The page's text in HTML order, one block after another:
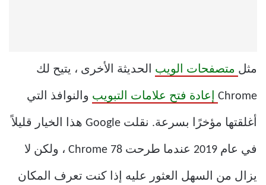
مثل متصفحات الويب الحديثة الأخرى ، يتيح لك
Chrome إعادة فتح علامات التبويب والنوافذ التي
أغلقتها مؤخرًا بسرعة. نقلت Google هذا الخيار قليلاً
في عام 2019 عندما طرحت Chrome 78 ، ولكن لا
يزال من السهل العثور عليه إذا كنت تعرف المكان